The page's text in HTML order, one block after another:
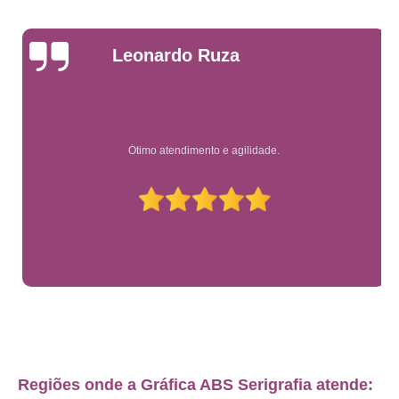
mapa mundi raspadinha valores Vila Buarque
mapa de raspadinha comprar Tatuapé
preço de mapa do brasil de raspar com moldura Jardim América
mapa de raspadinha brasil com moldura prata comprar Jardim América
mapa de raspadinha Sumaré
Leonardo Ruza
Ótimo atendimento e agilidade.
Regiões onde a Gráfica ABS Serigrafia atende: